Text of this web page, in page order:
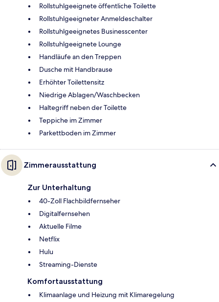
Rollstuhlgeeignete öffentliche Toilette
Rollstuhlgeeigneter Anmeldeschalter
Rollstuhlgeeignetes Businesscenter
Rollstuhlgeeignete Lounge
Handläufe an den Treppen
Dusche mit Handbrause
Erhöhter Toilettensitz
Niedrige Ablagen/Waschbecken
Haltegriff neben der Toilette
Teppiche im Zimmer
Parkettboden im Zimmer
Zimmerausstattung
Zur Unterhaltung
40-Zoll Flachbildfernseher
Digitalfernsehen
Aktuelle Filme
Netflix
Hulu
Streaming-Dienste
Komfortausstattung
Klimaanlage und Heizung mit Klimaregelung